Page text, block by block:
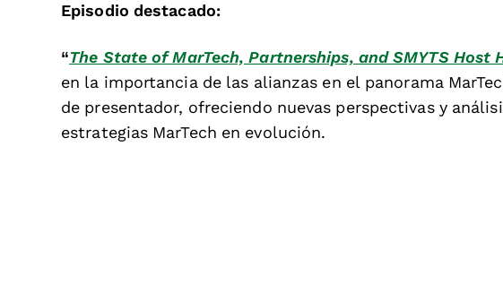
Episodio destacado:
“The State of MarTech, Partnerships, and SMYTS Host
en la importancia de las alianzas en el panorama
de presentador, ofreciendo nuevas perspectivas y
estrategias MarTech en evolución.